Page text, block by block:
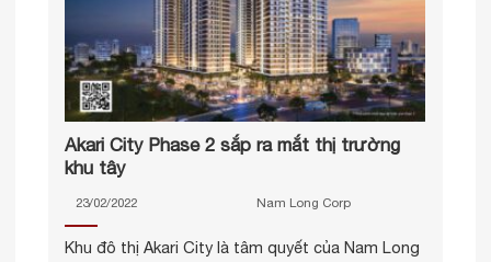
Akari City Phase 2 sắp ra mắt thị trường
khu tây
23/02/2022 Nam Long Corp
Khu đô thị Akari City là tâm quyết của Nam Long